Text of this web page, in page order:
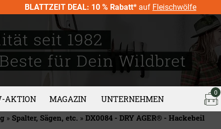
BLATTZEIT DEAL: 10 % Rabatt* auf Fleischwölfe
AKTION MAGAZIN UNTERNEHMEN
0
» Spalter, Sägen, etc. » DX0084 - DRY AGER® - Hackebeil